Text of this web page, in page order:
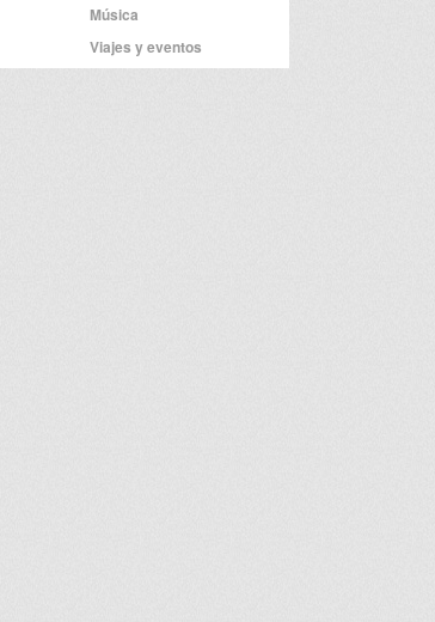
Música
Viajes y eventos